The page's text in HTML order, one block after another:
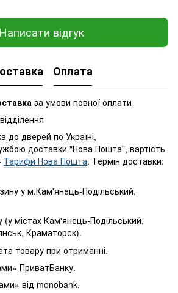
Написати відгук
Оплата
за умови повної оплати
до дверей по Україні,
доставки "Нова Пошта", вартість
Тарифи Нова Пошта. Термін доставки:
у м.Кам'янець-Подільський,
(у містах Кам'янець-Подільський,
Краматорск).
товару при отриманні.
ПриватБанку.
від monobank.